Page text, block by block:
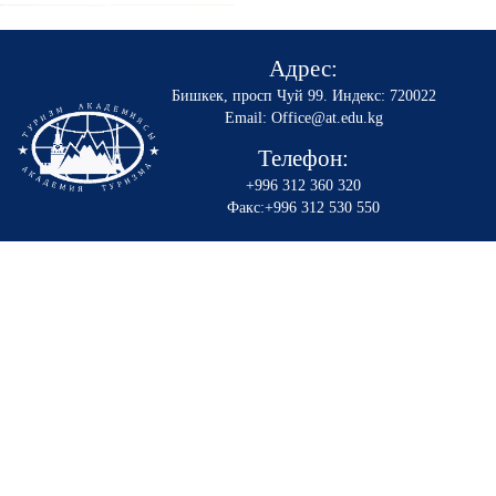
Адрес:
Бишкек, просп Чуй 99. Индекс: 720022
Email: Office@at.edu.kg
Телефон:
+996 312 360 320
Факс:+996 312 530 550